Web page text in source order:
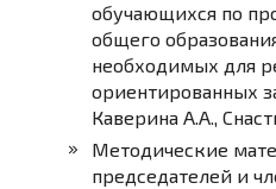
обучающихся по
общего
необходимых для
ориентированных
Каверина А.А.,
Методические
председателей и